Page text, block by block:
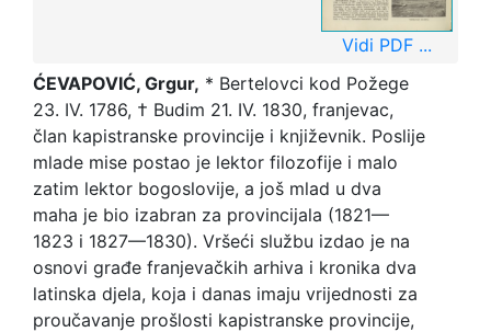
Vidi PDF ...
ĆEVAPOVIĆ, Grgur, * Bertelovci kod Požege
23. IV. 1786, † Budim 21. IV. 1830, franjevac,
član kapistranske provincije i književnik. Poslije
mlade mise postao je lektor filozofije i malo
zatim lektor bogoslovije, a još mlad u dva
maha je bio izabran za provincijala (1821—
1823 i 1827—1830). Vršeći službu izdao je na
osnovi građe franjevačkih arhiva i kronika dva
latinska djela, koja i danas imaju vrijednosti za
proučavanje prošlosti kapistranske provincije,